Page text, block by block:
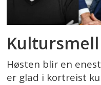
Høsten blir en
er glad i kortreist